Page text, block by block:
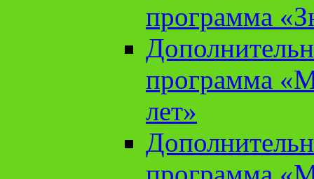
программа
программа
лет»